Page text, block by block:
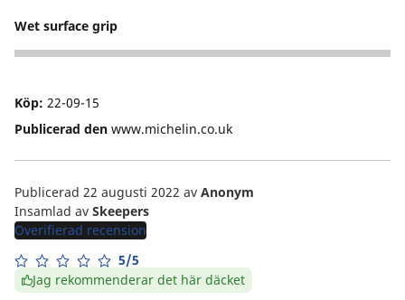
Wet surface grip
5
Köp: 22-09-15
Publicerad den www.michelin.co.uk
Publicerad 22 augusti 2022 av Anonym
Insamlad av Skeepers
Overifierad recension
5/5
Jag rekommenderar det här däcket